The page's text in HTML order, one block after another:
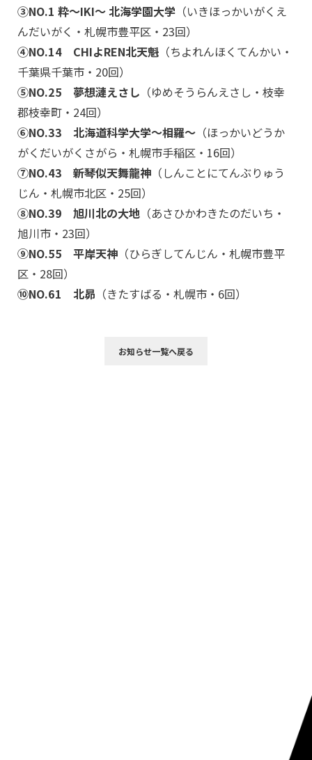
③NO.1 粋〜IKI〜 北海学園大学 （いきほっかいがくえ
んだいがく・札幌市豊平区・23回）
④NO.14 CHIよREN北天魁 （ちよれんほくてんかい・
千葉県千葉市・20回）
⑤NO.25 夢想漣えさし （ゆめそうらんえさし・枝幸
郡枝幸町・24回）
⑥NO.33 北海道科学大学～相羅～ （ほっかいどうか
がくだいがくさがら・札幌市手稲区・16回）
⑦NO.43 新琴似天舞龍神 （しんことにてんぶりゅう
じん・札幌市北区・25回）
⑧NO.39 旭川北の大地 （あさひかわきたのだいち・
旭川市・23回）
⑨NO.55 平岸天神 （ひらぎしてんじん・札幌市豊平
区・28回）
⑩NO.61 北昴 （きたすばる・札幌市・6回）
お知らせ一覧へ戻る